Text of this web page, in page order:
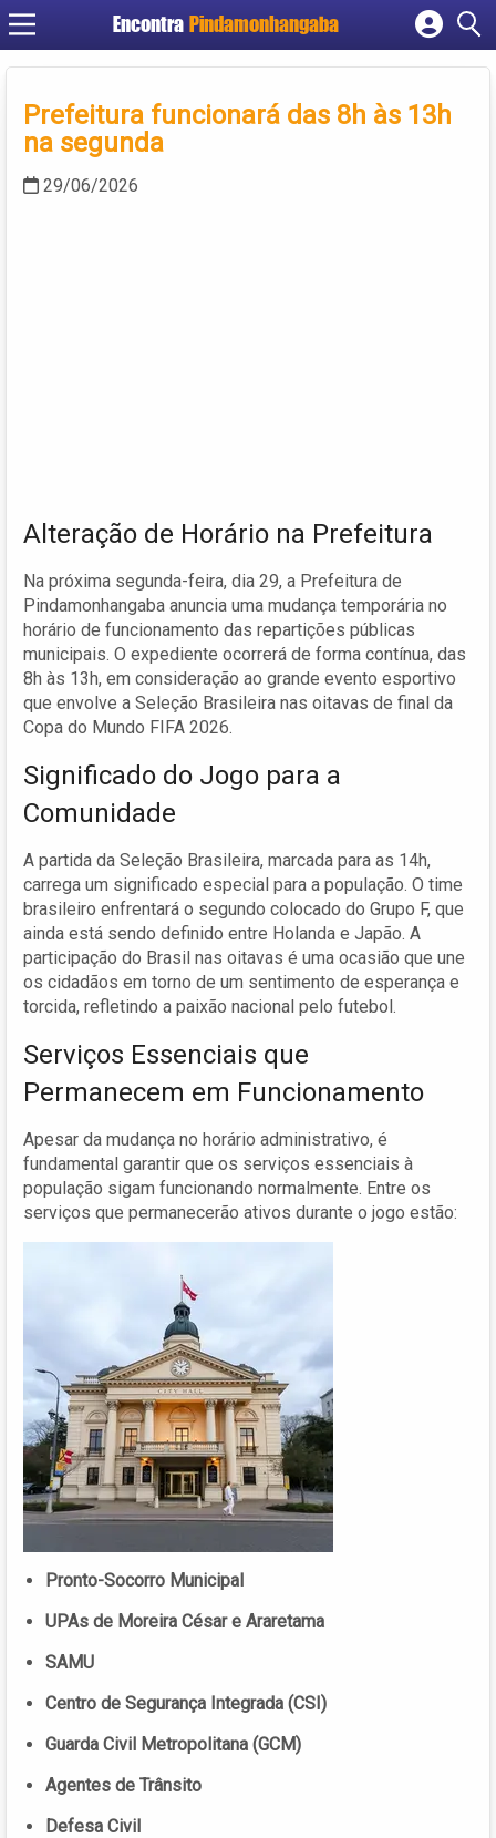
Encontra Pindamonhangaba
Cadastrar empresa
Criar conta
Prefeitura funcionará das 8h às 13h
na segunda
29/06/2026
Alteração de Horário na Prefeitura
Na próxima segunda-feira, dia 29, a Prefeitura de
Pindamonhangaba anuncia uma mudança temporária no
horário de funcionamento das repartições públicas
municipais. O expediente ocorrerá de forma contínua, das
8h às 13h, em consideração ao grande evento esportivo
que envolve a Seleção Brasileira nas oitavas de final da
Copa do Mundo FIFA 2026.
Significado do Jogo para a
Comunidade
A partida da Seleção Brasileira, marcada para as 14h,
carrega um significado especial para a população. O time
brasileiro enfrentará o segundo colocado do Grupo F, que
ainda está sendo definido entre Holanda e Japão. A
participação do Brasil nas oitavas é uma ocasião que une
os cidadãos em torno de um sentimento de esperança e
torcida, refletindo a paixão nacional pelo futebol.
Serviços Essenciais que
Permanecem em Funcionamento
Apesar da mudança no horário administrativo, é
fundamental garantir que os serviços essenciais à
população sigam funcionando normalmente. Entre os
serviços que permanecerão ativos durante o jogo estão:
Pronto-Socorro Municipal
UPAs de Moreira César e Araretama
SAMU
Centro de Segurança Integrada (CSI)
Guarda Civil Metropolitana (GCM)
Agentes de Trânsito
Defesa Civil